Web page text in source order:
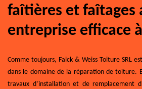
faîtières et faîtages
entreprise efficace
Comme toujours, Falck & Weiss Toiture SRL
dans le domaine de la réparation de toiture.
travaux d’installation et de remplacement